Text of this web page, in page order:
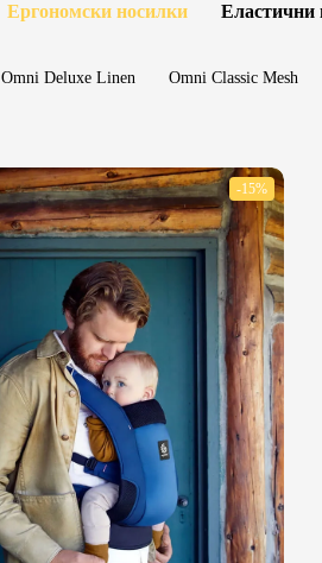
Ергономски носилки Еластични
Omni Deluxe Linen Omni Classic Mesh
-15%